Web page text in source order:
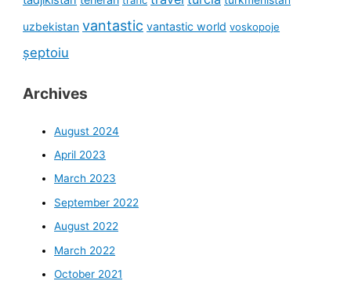
uzbekistan vantastic vantastic world voskopoje
șeptoiu
Archives
August 2024
April 2023
March 2023
September 2022
August 2022
March 2022
October 2021